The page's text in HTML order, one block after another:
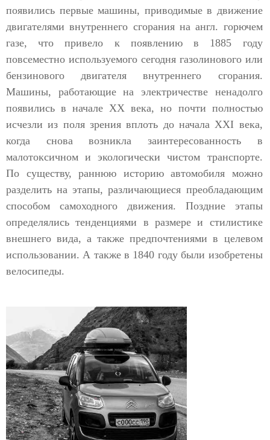
появились первые машины, приводимые в движение
двигателями внутреннего сгорания на англ. горючем
газе, что привело к появлению в 1885 году
повсеместно используемого сегодня газолинового или
бензинового двигателя внутреннего сгорания.
Машины, работающие на электричестве ненадолго
появились в начале XX века, но почти полностью
исчезли из поля зрения вплоть до начала XXI века,
когда снова возникла заинтересованность в
малотоксичном и экологически чистом транспорте.
По существу, раннюю историю автомобиля можно
разделить на этапы, различающиеся преобладающим
способом самоходного движения. Поздние этапы
определялись тенденциями в размере и стилистике
внешнего вида, а также предпочтениями в целевом
использовании. А также в 1840 году были изобретены
велосипеды.